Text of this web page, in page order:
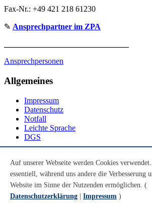
Fax-Nr.: +49 421 218 61230
✎ Ansprechpartner im ZPA
Ansprechpersonen
Allgemeines
Impressum
Datenschutz
Notfall
Leichte Sprache
DGS
Youtube
Instagram
LinkedIn
Auf unserer Webseite werden Cookies
essentiell, während uns andere die Verbesserung
Website im Sinne der Nutzenden ermöglichen. (
Datenschutzerklärung
Impressum )